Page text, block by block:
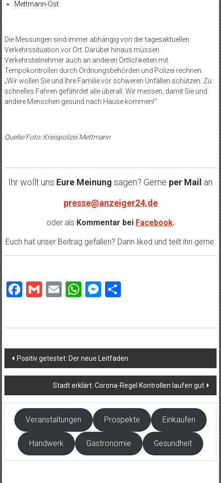
Mettmann-Ost
Die Messungen sind immer abhängig von der tagesaktuellen
Verkehrssituation vor Ort. Darüber hinaus müssen
Verkehrsteilnehmer auch an anderen Örtlichkeiten mit
Tempokontrollen durch Ordnungsbehörden und Polizei rechnen:
„Wir wollen Sie und Ihre Familie vor schweren Unfällen schützen. Zu
schnelles Fahren gefährdet alle überall. Wir messen, damit Sie und
andere Menschen gesund nach Hause kommen!“
Quelle/Foto: Kreispolizei Mettmann
Ihr wollt uns Eure Meinung sagen? Gerne per Mail an
presse@anzeiger24.de
oder als Kommentar bei Facebook.
Euch hat unser Beitrag gefallen? Dann liked und teilt ihn gerne.
Facebook
Gmail
EmailWhatsApp
Messenger
Teilen
Beitragsnavigation
Positiv getestet: Der neue Leitfaden
Stadt erklärt: Corona-Regel Kontrollen laufen gut
Veranstaltungen Prospekte Einkaufen
Handwerk Gastronomie Gesundheit